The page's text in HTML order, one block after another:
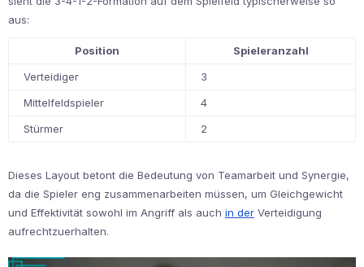
aus:
Position
Spieleranzahl
Verteidiger
3
Mittelfeldspieler
4
Stürmer
2
Dieses Layout betont die Bedeutung von Teamarbeit und Synergie,
da die Spieler eng zusammenarbeiten müssen, um Gleichgewicht
und Effektivität sowohl im Angriff als auch in der Verteidigung
aufrechtzuerhalten.